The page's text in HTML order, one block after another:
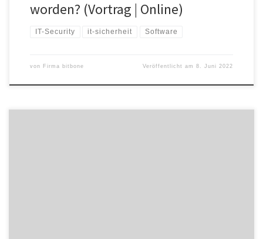
worden? (Vortrag | Online)
IT-Security it-sicherheit Software
von Firma bitbone Veröffentlicht am8. Juni 2022